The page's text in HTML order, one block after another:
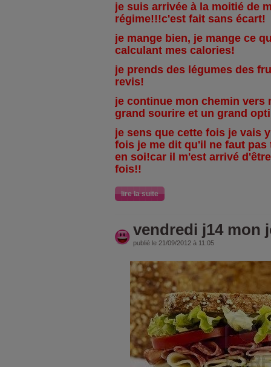
je suis arrivée à la moitié de
régime!!!c'est fait sans écart!
je mange bien, je mange ce
calculant mes calories!
je prends des légumes des
revis!
je continue mon chemin vers
grand sourire et un grand
je sens que cette fois je vais
fois je me dit qu'il ne faut
en soi!car il m'est arrivé
fois!!
lire la suite
vendredi j14 mon
publié le 21/09/2012 à 11:05